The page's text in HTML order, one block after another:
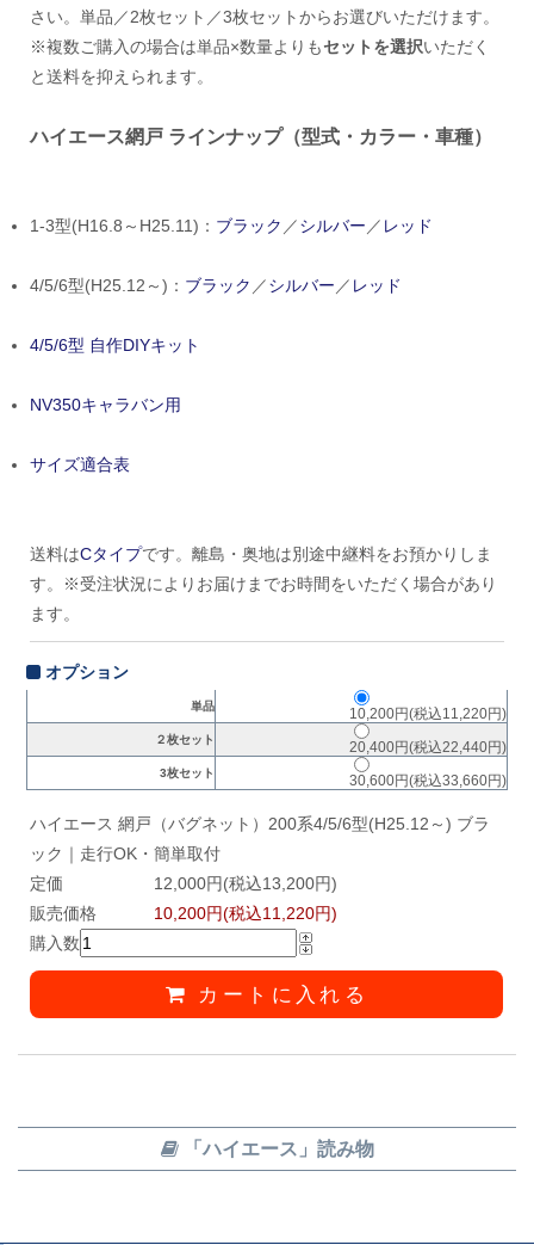
さい。単品／2枚セット／3枚セットからお選びいただけます。
※複数ご購入の場合は単品×数量よりもセットを選択いただく
と送料を抑えられます。
ハイエース網戸 ラインナップ（型式・カラー・車種）
1-3型(H16.8～H25.11)： ブラック ／シルバー ／ レッド
4/5/6型(H25.12～)： ブラック ／シルバー ／ レッド
4/5/6型 自作DIYキット
NV350キャラバン用
サイズ適合表
送料はCタイプです。離島・奥地は別途中継料をお預かりしま
す。※受注状況によりお届けまでお時間をいただく場合があり
ます。
オプション
単品 10,200円(税込11,220円)
２枚セット 20,400円(税込22,440円)
3枚セット 30,600円(税込33,660円)
ハイエース 網戸（バグネット）200系4/5/6型(H25.12～) ブラ
ック｜走行OK・簡単取付
定価
12,000円(税込13,200円)
販売価格
10,200円(税込11,220円)
購入数
カートに入れる
「ハイエース」読み物